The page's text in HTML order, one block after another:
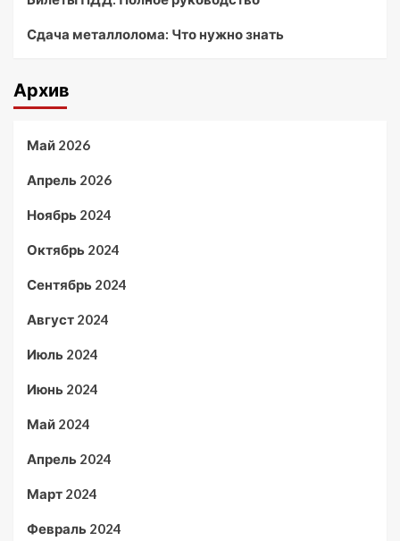
Сдача металлолома: Что нужно знать
Архив
Май 2026
Апрель 2026
Ноябрь 2024
Октябрь 2024
Сентябрь 2024
Август 2024
Июль 2024
Июнь 2024
Май 2024
Апрель 2024
Март 2024
Февраль 2024